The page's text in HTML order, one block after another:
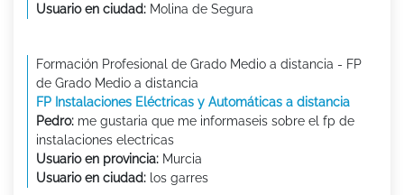
Usuario en ciudad: Molina de Segura
Formación Profesional de Grado Medio a distancia - FP
de Grado Medio a distancia
FP Instalaciones Eléctricas y Automáticas a distancia
Pedro: me gustaria que me informaseis sobre el fp de
instalaciones electricas
Usuario en provincia: Murcia
Usuario en ciudad: los garres